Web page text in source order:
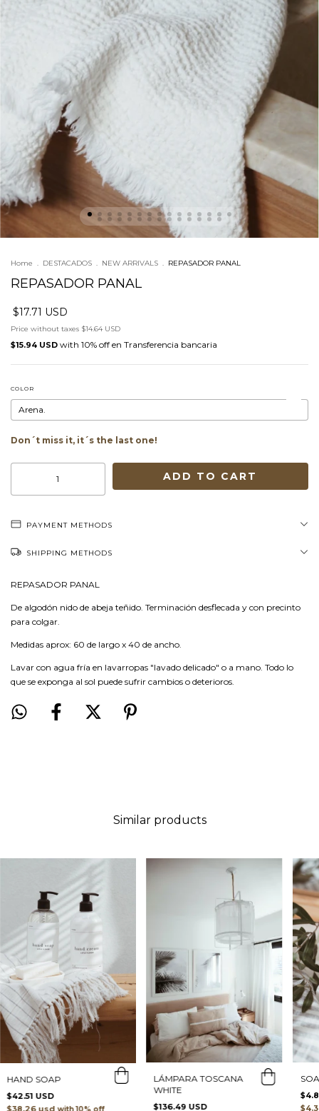
Home . DESTACADOS . NEW ARRIVALS . REPASADOR PANAL
REPASADOR PANAL
$17.71 USD
Price without taxes $14.64 USD
$15.94 USD with Transferencia bancaria
COLOR
Don´t miss it, it´s the last one!
PAYMENT METHODS
SHIPPING METHODS
REPASADOR PANAL
De algodón nido de abeja teñido. Terminación desflecada y con precinto
para colgar.
Medidas aprox: 60 de largo x 40 de ancho.
Lavar con agua fría en lavarropas "lavado delicado" o a mano. Todo lo
que se exponga al sol puede sufrir cambios o deterioros.
Similar products
HAND SOAP
$42.51 USD
$38.26 usd
LÁMPARA TOSCANA
WHITE
$136.49 USD